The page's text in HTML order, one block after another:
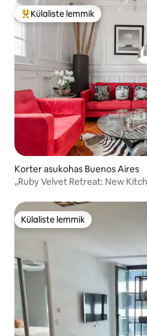
Külaliste suur lemmik
Külaliste lemmik
Korter asukohas Buenos Aires
„Ruby Velvet Retreat: New
Külaliste lemmik
Külaliste lemmik